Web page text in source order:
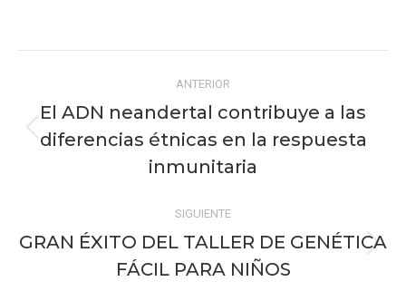
entre
publicaciones
ANTERIOR
Publicación
anterior:
El ADN neandertal contribuye a las
diferencias étnicas en la respuesta
inmunitaria
SIGUIENTE
Publicación
siguiente:
GRAN ÉXITO DEL TALLER DE GENÉTICA
FÁCIL PARA NIÑOS